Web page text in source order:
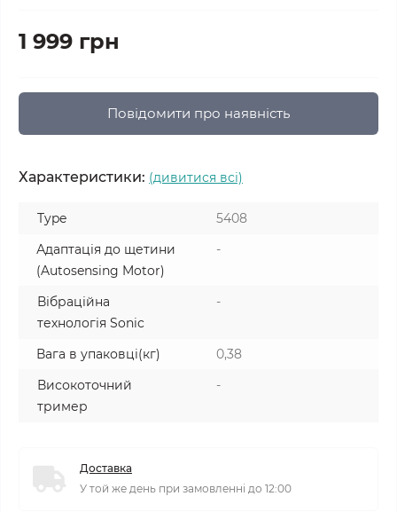
1 999 грн
Повідомити про наявність
Характеристики: (дивитися всі)
Type
5408
Адаптація до щетини
(Autosensing Motor)
-
Вібраційна
технологія Sonic
-
Вага в упаковці(кг)
0,38
Високоточний
тример
-
Доставка
У той же день при замовленні до 12:00